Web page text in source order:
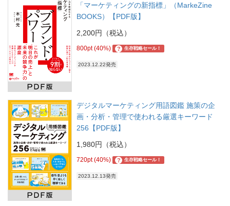
「マーケティングの新指標」（MarkeZine
BOOKS）【PDF版】
2,200円（税込）
800pt (40%) ? 生存戦略セール！
2023.12.22発売
デジタルマーケティング用語図鑑 施策の企
画・分析・管理で使われる厳選キーワード
256【PDF版】
1,980円（税込）
720pt (40%) ? 生存戦略セール！
2023.12.13発売